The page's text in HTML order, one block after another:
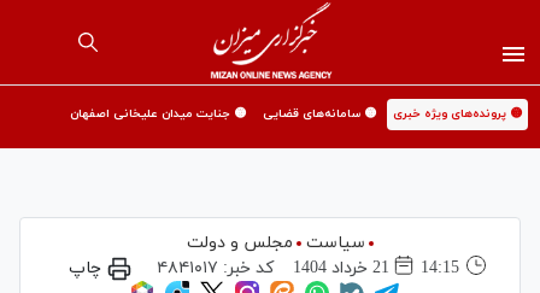
🟡 پرونده‌های ویژه خبری 🟡 سامانه‌های قضایی 🟡 جنایت میدان علیخانی اصفهان
سیاست
مجلس و دولت
14:15
21 خرداد 1404 کد خبر: ۴۸۴۱۰۱۷ چاپ